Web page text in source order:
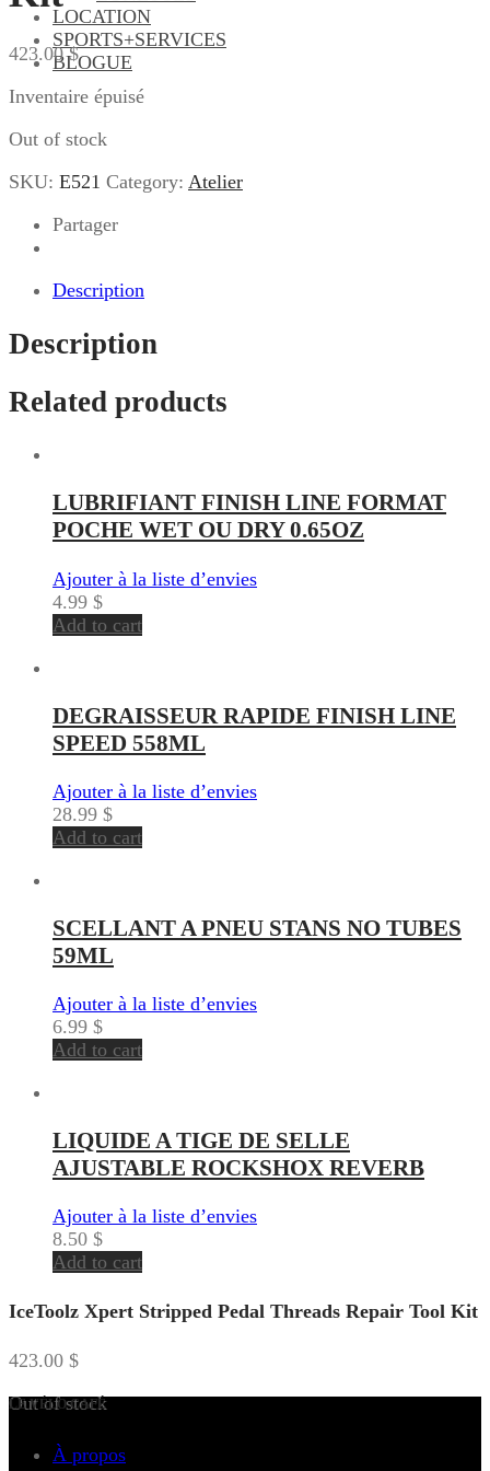
LOCATION
SPORTS+SERVICES
BLOGUE
423.00$
Inventaire épuisé
Out of stock
SKU: E521 Category: Atelier
Partager
Description
Description
Related products
LUBRIFIANT FINISH LINE FORMAT
POCHE WET OU DRY 0.65OZ
Ajouter à la liste d’envies
4.99 $
Add to cart
DEGRAISSEUR RAPIDE FINISH LINE
SPEED 558ML
Ajouter à la liste d’envies
28.99 $
Add to cart
SCELLANT A PNEU STANS NO TUBES
59ML
Ajouter à la liste d’envies
6.99 $
Add to cart
LIQUIDE A TIGE DE SELLE
AJUSTABLE ROCKSHOX REVERB
Ajouter à la liste d’envies
8.50 $
Add to cart
IceToolz Xpert Stripped Pedal Threads Repair Tool Kit
423.00 $
Out of stock
LE VÉLO CAFÉ
À propos